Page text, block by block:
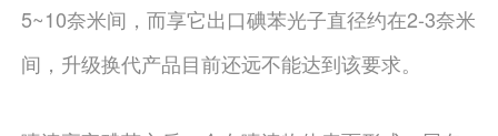
5~10奈米间，而享它出口碘苯光子直径约在2-3奈米
间，升级换代产品目前还远不能达到该要求。